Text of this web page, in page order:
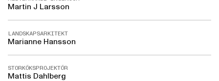
Martin J Larsson
LANDSKAPSARKITEKT
Marianne Hansson
STORKÖKSPROJEKTÖR
Mattis Dahlberg